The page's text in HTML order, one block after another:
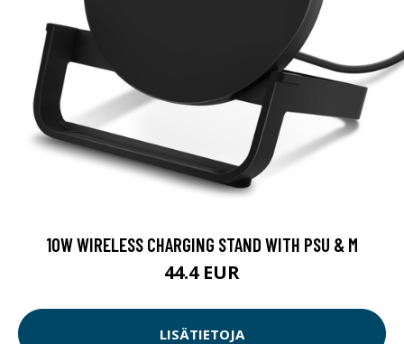
10W WIRELESS CHARGING STAND WITH PSU & M
44.4 EUR
LISÄTIETOJA